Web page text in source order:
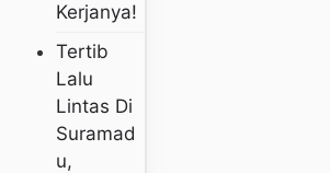
Kerjanya!
Tertib
Lalu
Lintas Di
Suramad
U,